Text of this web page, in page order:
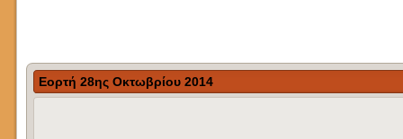
Εορτή 28ης Οκτωβρίου 2014